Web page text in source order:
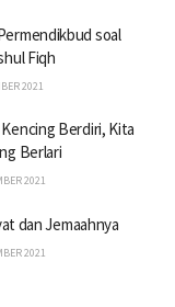
soal
Fiqh
2021
Berdiri, Kita
Berlari
2021
dan Jemaahnya
2021